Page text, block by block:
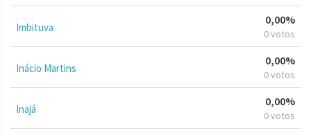
Imbituva
0,00%
0 votos
Inácio Martins
0,00%
0 votos
Inajá
0,00%
0 votos